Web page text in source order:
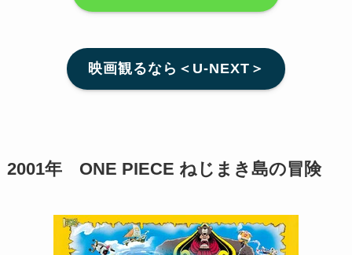
映画観るなら＜U-NEXT＞
2001年 ONE PIECE ねじまき島の冒険